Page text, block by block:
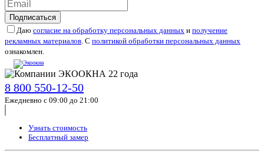
Подписаться
Даю согласие на обработку персональных данных и получение
рекламных материалов. С политикой обработки персональных данных
ознакомлен.
8 800 550-12-50
Ежедневно с 09:00 до 21:00
Узнать стоимость
Бесплатный замер